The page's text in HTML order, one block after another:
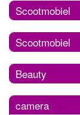
Scootmobiel
Scootmobiel
Beauty
camera